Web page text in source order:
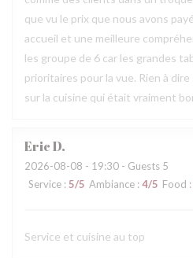
que vu le prix que nous avons
accueil et une meilleure
les groupe de 6 car les grandes
prioritaires pour la vue. Rien à
sur la cuisine qui était vraiment
EricD
2026-08-08 - 19:30 - Guests 5
Service : 5/5 Ambiance : 4/5 Food :
Service et cuisine au top